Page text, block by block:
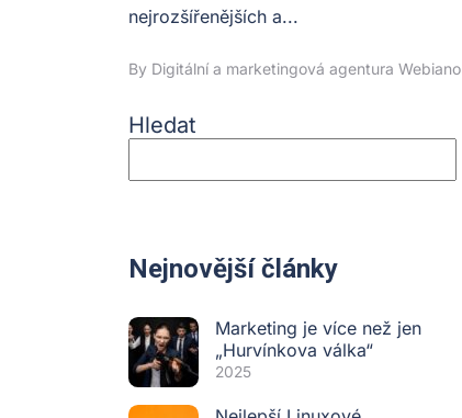
nejrozšířenějších a...
By Digitální a marketingová agentura Webiano
Hledat
Nejnovější články
Marketing je více než jen
„Hurvínkova válka“
2025